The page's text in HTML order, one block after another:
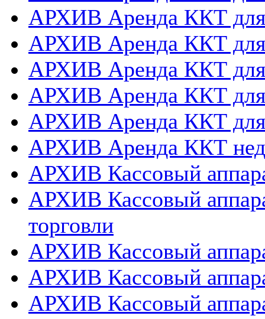
АРХИВ Аренда ККТ
АРХИВ Аренда ККТ для
АРХИВ Аренда ККТ
АРХИВ Аренда ККТ для
АРХИВ Аренда ККТ
АРХИВ Аренда ККТ
АРХИВ Кассовый
АРХИВ Кассовый
торговли
АРХИВ Кассовый
АРХИВ Кассовый
АРХИВ Кассовый